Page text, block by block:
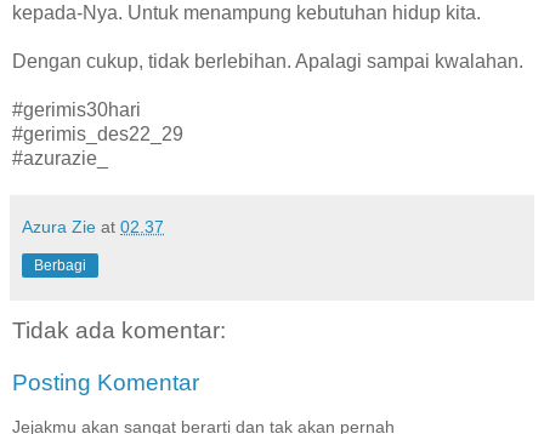
kepada-Nya. Untuk menampung kebutuhan hidup kita.
Dengan cukup, tidak berlebihan. Apalagi sampai kwalahan.
#gerimis30hari
#gerimis_des22_29
#azurazie_
Azura Zie at 02.37
Berbagi
Tidak ada komentar:
Posting Komentar
Jejakmu akan sangat berarti dan tak akan pernah